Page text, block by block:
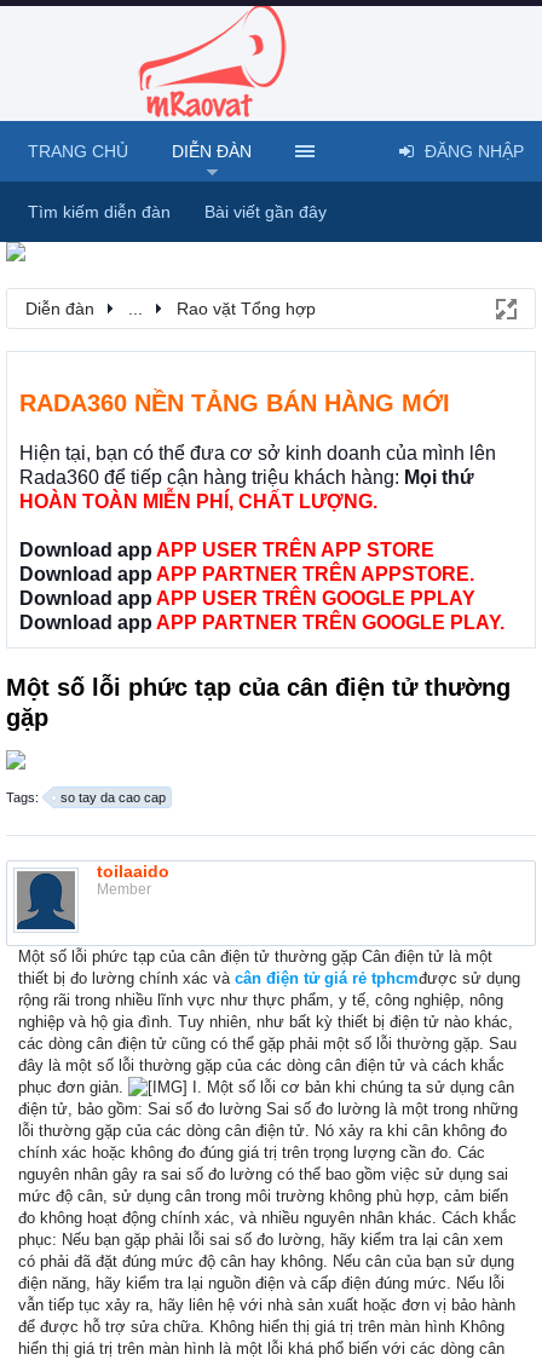
Diễn đàn Rao vặt Tổng hợp
RADA360 NỀN TẢNG BÁN HÀNG MỚI
Hiện tại, bạn có thể đưa cơ sở kinh doanh của mình lên
Rada360 để tiếp cận hàng triệu khách hàng: Mọi thứ
HOÀN TOÀN MIỄN PHÍ, CHẤT LƯỢNG.
Download app APP USER TRÊN APP STORE
Download app APP PARTNER TRÊN APPSTORE.
Download app APP USER TRÊN GOOGLE PPLAY
Download app APP PARTNER TRÊN GOOGLE PLAY.
Một số lỗi phức tạp của cân điện tử thường
gặp
Tags: so tay da cao cap
toilaaido
Member
Một số lỗi phức tạp của cân điện tử thường gặp Cân điện tử là một
thiết bị đo lường chính xác và cân điện tử giá rẻ tphcmđược sử dụng
rộng rãi trong nhiều lĩnh vực như thực phẩm, y tế, công nghiệp, nông
nghiệp và hộ gia đình. Tuy nhiên, như bất kỳ thiết bị điện tử nào khác,
các dòng cân điện tử cũng có thể gặp phải một số lỗi thường gặp. Sau
đây là một số lỗi thường gặp của các dòng cân điện tử và cách khắc
phục đơn giản.
I. Một số lỗi cơ bản khi chúng ta sử dụng cân
điện tử, bảo gồm: Sai số đo lường Sai số đo lường là một trong những
lỗi thường gặp của các dòng cân điện tử. Nó xảy ra khi cân không đo
chính xác hoặc không đo đúng giá trị trên trọng lượng cần đo. Các
nguyên nhân gây ra sai số đo lường có thể bao gồm việc sử dụng sai
mức độ cân, sử dụng cân trong môi trường không phù hợp, cảm biến
đo không hoạt động chính xác, và nhiều nguyên nhân khác. Cách khắc
phục: Nếu bạn gặp phải lỗi sai số đo lường, hãy kiểm tra lại cân xem
có phải đã đặt đúng mức độ cân hay không. Nếu cân của bạn sử dụng
điện năng, hãy kiểm tra lại nguồn điện và cấp điện đúng mức. Nếu lỗi
vẫn tiếp tục xảy ra, hãy liên hệ với nhà sản xuất hoặc đơn vị bảo hành
để được hỗ trợ sửa chữa. Không hiển thị giá trị trên màn hình Không
hiển thị giá trị trên màn hình là một lỗi khá phổ biến với các dòng cân
TRANG CHỦ DIỄN ĐÀN
Tìm kiếm diễn đàn Bài viết gần đây
ĐĂNG NHẬP